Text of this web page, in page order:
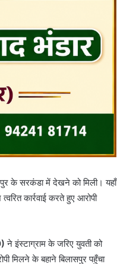
के सरकंडा में देखने को मिली। यहाँ
कार्रवाई करते हुए आरोपी
ने इंस्टाग्राम के जरिए युवती को
मिलने के बहाने बिलासपुर पहुँचा